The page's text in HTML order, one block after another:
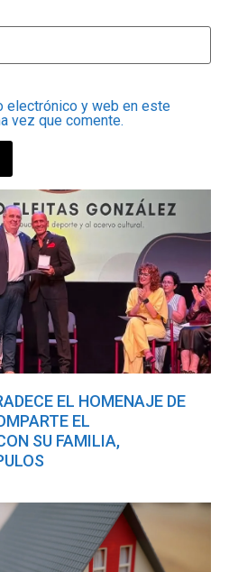
electrónico y web en este
vez que comente.
EL HOMENAJE DE
EL
SU FAMILIA,